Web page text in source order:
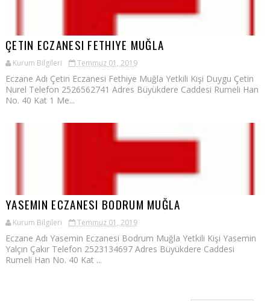
ÇETIN ECZANESI FETHIYE MUĞLA
Kurum Bilgileri Temmuz 01, 2019
Eczane Adı Çetin Eczanesi Fethiye Muğla Yetkili Kişi Duygu Çetin
Nurel Telefon 2526562741 Adres Büyükdere Caddesi Rumeli Han
No. 40 Kat 1 Me...
YASEMIN ECZANESI BODRUM MUĞLA
Kurum Bilgileri Temmuz 01, 2019
Eczane Adı Yasemin Eczanesi Bodrum Muğla Yetkili Kişi Yasemin
Yalçın Çakır Telefon 2523134697 Adres Büyükdere Caddesi
Rumeli Han No. 40 Kat ...